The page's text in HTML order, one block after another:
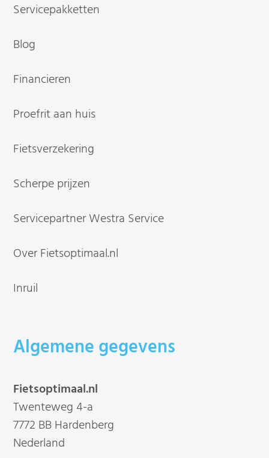
Servicepakketten
Blog
Financieren
Proefrit aan huis
Fietsverzekering
Scherpe prijzen
Servicepartner Westra Service
Over Fietsoptimaal.nl
Inruil
Algemene gegevens
Fietsoptimaal.nl
Twenteweg 4-a
7772 BB Hardenberg
Nederland